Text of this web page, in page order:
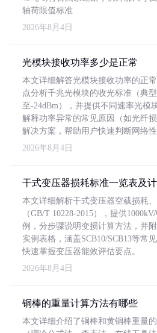
轴荷限值标准
2026年8月4日
光模块接收功率多少是正常
本文详细解答光模块接收功率的正
点分析千兆光模块的收光标准（典
至-24dBm），并提供不同速率光模
解释功率异常的常见原因（如光纤
解决方案，帮助用户快速判断网络性
2026年8月4日
干式变压器损耗标准一览表及
本文详细解析干式变压器空载损耗
（GB/T 10228-2015），提供
例，分步骤说明变损计算方法，并
实例表格，涵盖SCB10/SCB13等常
快速掌握变压器能效评估要点。
2026年8月4日
铜棒的重量计算方法有哪些
本文详细介绍了铜棒和黄铜棒重量